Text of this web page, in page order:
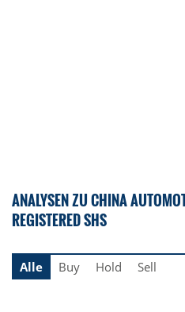
ANALYSEN ZU CHINA
REGISTERED SHS
Alle
Buy Hold Sell